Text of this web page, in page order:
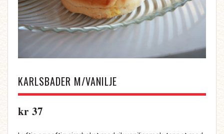
KARLSBADER M/VANILJE
kr 37